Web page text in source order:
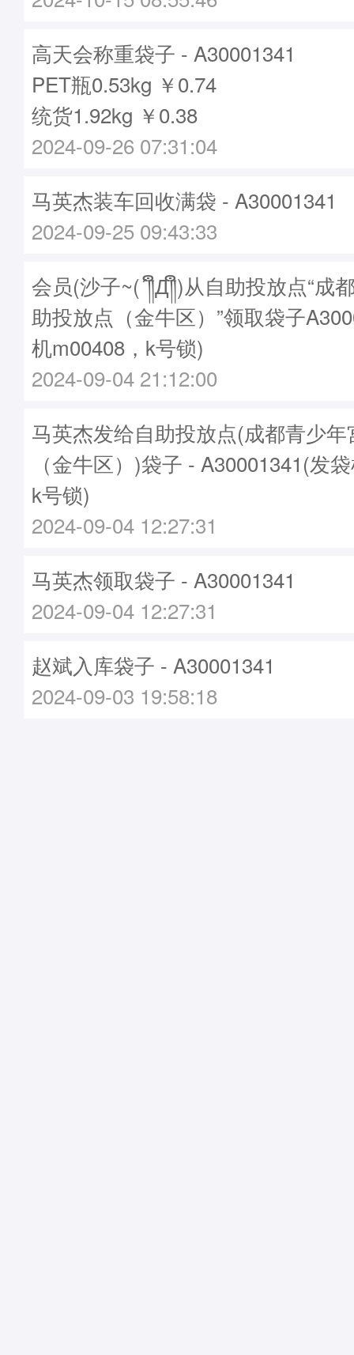
高天会称重袋子 - A30001341
PET瓶0.53kg ￥0.74
统货1.92kg ￥0.38
2024-09-26 07:31:04
马英杰装车回收满袋 - A30001341
2024-09-25 09:43:33
会员(沙子~(´༎ຶД༎ຶ)从自助投放点“成
助投放点（金牛区）”领取袋子
机m00408，k号锁)
2024-09-04 21:12:00
马英杰发给自助投放点(成都青少
（金牛区）)袋子 - A30001341(发
k号锁)
2024-09-04 12:27:31
马英杰领取袋子 - A30001341
2024-09-04 12:27:31
赵斌入库袋子 - A30001341
2024-09-03 19:58:18